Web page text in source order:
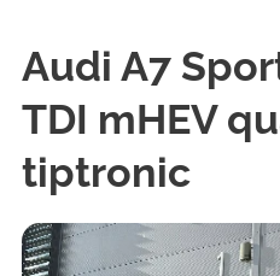
Audi A7
TDI mHEV
tiptronic